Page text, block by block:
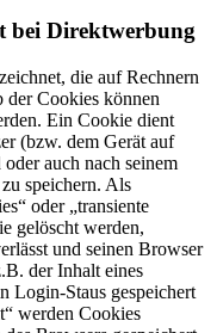
bei Direktwerbung
die auf Rechnern
der Cookies können
Ein Cookie dient
(bzw. dem Gerät auf
auch nach seinem
speichern. Als
oder „transiente
gelöscht werden,
und seinen Browser
der Inhalt eines
Login-Staus gespeichert
werden Cookies